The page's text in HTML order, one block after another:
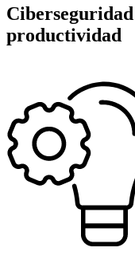
productividad